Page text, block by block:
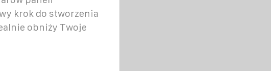
krok do stworzenia
obniży Twoje